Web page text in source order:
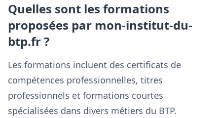
Quelles sont les formations
proposées par mon-institut-du-
btp.fr ?
Les formations incluent des certificats de
compétences professionnelles, titres
professionnels et formations courtes
spécialisées dans divers métiers du BTP.